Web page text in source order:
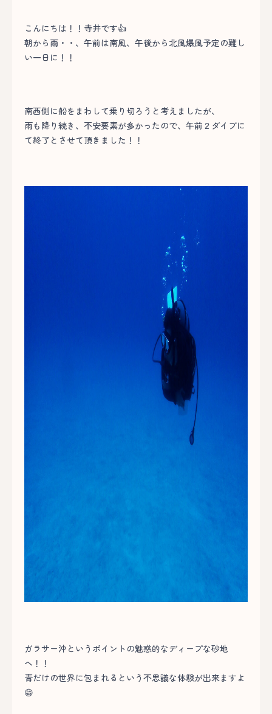
こんにちは！！寺井です👍
朝から雨・・、午前は南風、午後から北風爆風予定の難し
い一日に！！
南西側に船をまわして乗り切ろうと考えましたが、
雨も降り続き、不安要素が多かったので、午前２ダイブに
て終了とさせて頂きました！！
ガラサー沖というポイントの魅惑的なディープな砂地
へ！！
青だけの世界に包まれるという不思議な体験が出来ますよ
😁